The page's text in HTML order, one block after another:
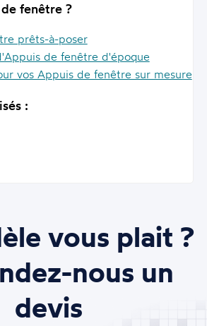
fenêtre ?
prêts-à-poser
de fenêtre d'époque
vos Appuis de fenêtre sur mesure
:
vous plait ?
nous un
devis